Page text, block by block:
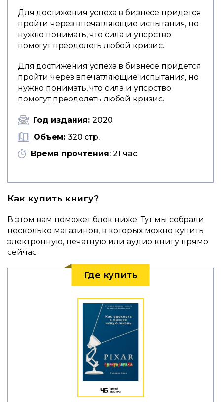
Для достижения успеха в бизнесе придется
пройти через впечатляющие испытания, но
нужно понимать, что сила и упорство
помогут преодолеть любой кризис.
Для достижения успеха в бизнесе придется
пройти через впечатляющие испытания, но
нужно понимать, что сила и упорство
помогут преодолеть любой кризис.
Год издания: 2020
Объем: 320 стр.
Время прочтения: 21 час
Как купить книгу?
В этом вам поможет блок ниже. Тут мы собрали
несколько магазинов, в которых можно купить
электронную, печатную или аудио книгу прямо
сейчас.
Где купить